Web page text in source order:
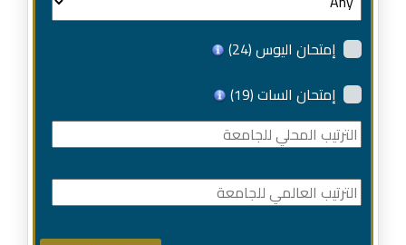
إمتحان اليوس(24)
إمتحان السات(19)